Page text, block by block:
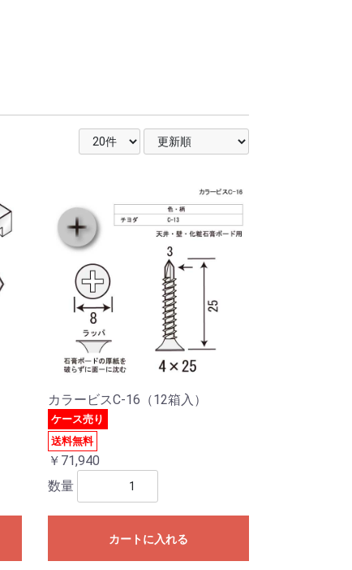
カラービスC-16（12箱入）
ケース売り
送料無料
￥71,940
数量
カートに入れる